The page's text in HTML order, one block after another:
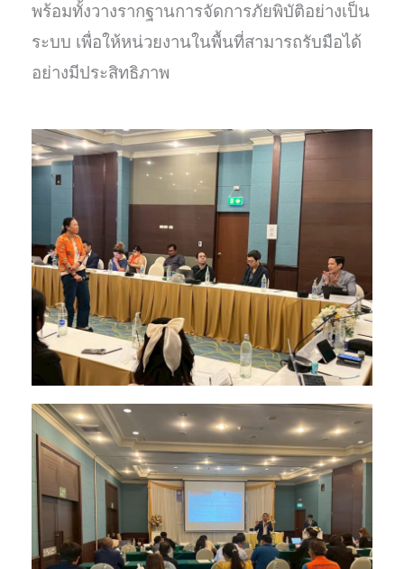
พร้อมทั้งวางรากฐานการจัดการภัยพิบัติอย่างเป็น
ระบบ เพื่อให้หน่วยงานในพื้นที่สามารถรับมือได้
อย่างมีประสิทธิภาพ